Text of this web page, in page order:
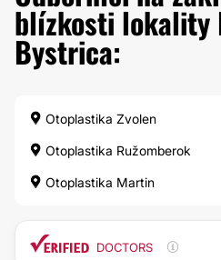
blízkosti lokality
Bystrica:
Otoplastika Zvolen
Otoplastika Ružomberok
Otoplastika Martin
DOCTORS